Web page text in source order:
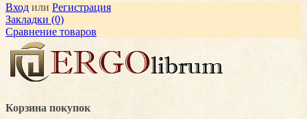
Вход или Регистрация
Закладки (0)
Сравнение товаров
Корзина покупок